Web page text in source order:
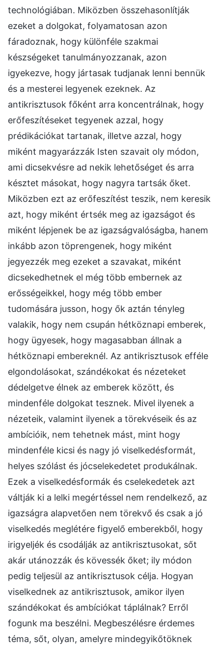
technológiában. Miközben összehasonlítják
ezeket a dolgokat, folyamatosan azon
fáradoznak, hogy különféle szakmai
készségeket tanulmányozzanak, azon
igyekezve, hogy jártasak tudjanak lenni bennük
és a mesterei legyenek ezeknek. Az
antikrisztusok főként arra koncentrálnak, hogy
erőfeszítéseket tegyenek azzal, hogy
prédikációkat tartanak, illetve azzal, hogy
miként magyarázzák Isten szavait oly módon,
ami dicsekvésre ad nekik lehetőséget és arra
késztet másokat, hogy nagyra tartsák őket.
Miközben ezt az erőfeszítést teszik, nem keresik
azt, hogy miként értsék meg az igazságot és
miként lépjenek be az igazságvalóságba, hanem
inkább azon töprengenek, hogy miként
jegyezzék meg ezeket a szavakat, miként
dicsekedhetnek el még több embernek az
erősségeikkel, hogy még több ember
tudomására jusson, hogy ők aztán tényleg
valakik, hogy nem csupán hétköznapi emberek,
hogy ügyesek, hogy magasabban állnak a
hétköznapi embereknél. Az antikrisztusok efféle
elgondolásokat, szándékokat és nézeteket
dédelgetve élnek az emberek között, és
mindenféle dolgokat tesznek. Mivel ilyenek a
nézeteik, valamint ilyenek a törekvéseik és az
ambícióik, nem tehetnek mást, mint hogy
mindenféle kicsi és nagy jó viselkedésformát,
helyes szólást és jócselekedetet produkálnak.
Ezek a viselkedésformák és cselekedetek azt
váltják ki a lelki megértéssel nem rendelkező, az
igazságra alapvetően nem törekvő és csak a jó
viselkedés meglétére figyelő emberekből, hogy
irigyeljék és csodálják az antikrisztusokat, sőt
akár utánozzák és kövessék őket; ily módon
pedig teljesül az antikrisztusok célja. Hogyan
viselkednek az antikrisztusok, amikor ilyen
szándékokat és ambíciókat táplálnak? Erről
fogunk ma beszélni. Megbeszélésre érdemes
téma, sőt, olyan, amelyre mindegyikőtöknek